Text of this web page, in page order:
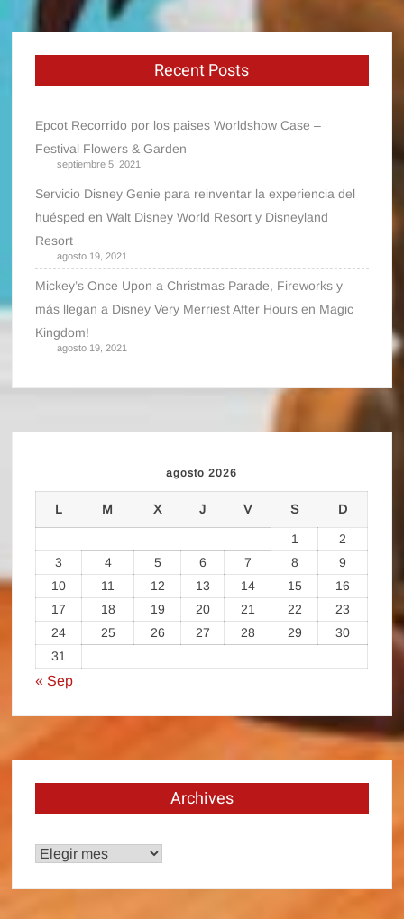
Recent Posts
Epcot Recorrido por los paises Worldshow Case –
Festival Flowers & Garden
septiembre 5, 2021
Servicio Disney Genie para reinventar la experiencia del
huésped en Walt Disney World Resort y Disneyland
Resort
agosto 19, 2021
Mickey’s Once Upon a Christmas Parade, Fireworks y
más llegan a Disney Very Merriest After Hours en Magic
Kingdom!
agosto 19, 2021
agosto 2026
L M X J V S D
1
2
3
4 5 6 7 8
9
10
11 12 13 14 15
16
17
18 19 20 21 22
23
24
25 26 27 28 29
30
31
« Sep
Archives
Archives